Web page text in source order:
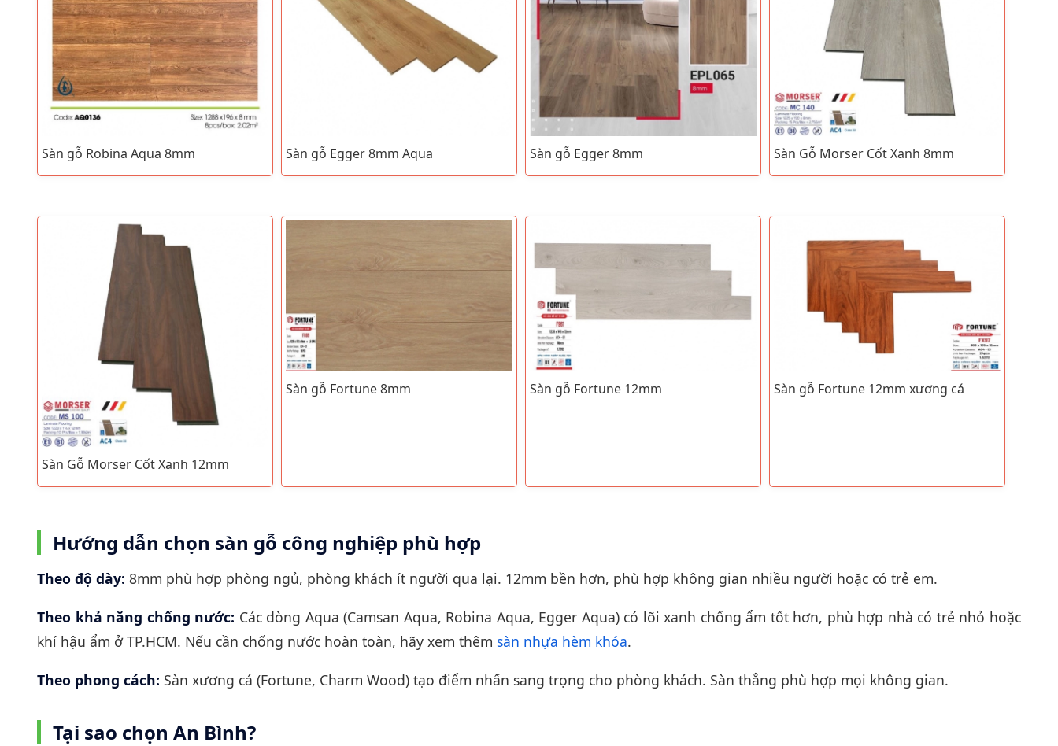
Sàn gỗ Robina Aqua 8mm Sàn gỗ Egger 8mm Aqua Sàn gỗ Egger 8mm Sàn Gỗ Morser Cốt Xanh 8mm
Sàn Gỗ Morser Cốt Xanh 12mm
Sàn gỗ Fortune 8mm Sàn gỗ Fortune 12mm Sàn gỗ Fortune 12mm xương cá
Hướng dẫn chọn sàn gỗ công nghiệp phù hợp
Theo độ dày: 8mm phù hợp phòng ngủ, phòng khách ít người qua lại. 12mm bền hơn, phù hợp không gian nhiều người hoặc có trẻ em.
Theo khả năng chống nước: Các dòng Aqua (Camsan Aqua, Robina Aqua, Egger Aqua) có lõi xanh chống ẩm tốt hơn, phù hợp nhà có trẻ nhỏ hoặc
khí hậu ẩm ở TP.HCM. Nếu cần chống nước hoàn toàn, hãy xem thêm sàn nhựa hèm khóa.
Theo phong cách: Sàn xương cá (Fortune, Charm Wood) tạo điểm nhấn sang trọng cho phòng khách. Sàn thẳng phù hợp mọi không gian.
Tại sao chọn An Bình?